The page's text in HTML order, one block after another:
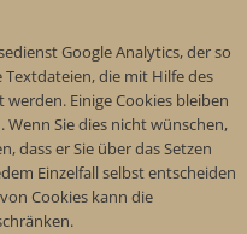
Google Analytics, der so
Textdateien, die mit Hilfe des
Einige Cookies bleiben
Wenn Sie dies nicht wünschen,
dass er Sie über das Setzen
Einzelfall selbst entscheiden
Cookies kann die